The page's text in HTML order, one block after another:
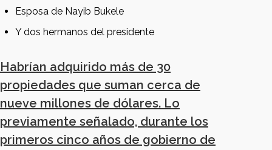
Esposa de Nayib Bukele
Y dos hermanos del presidente
Habrían adquirido más de 30
propiedades que suman cerca de
nueve millones de dólares. Lo
previamente señalado, durante los
primeros cinco años de gobierno de